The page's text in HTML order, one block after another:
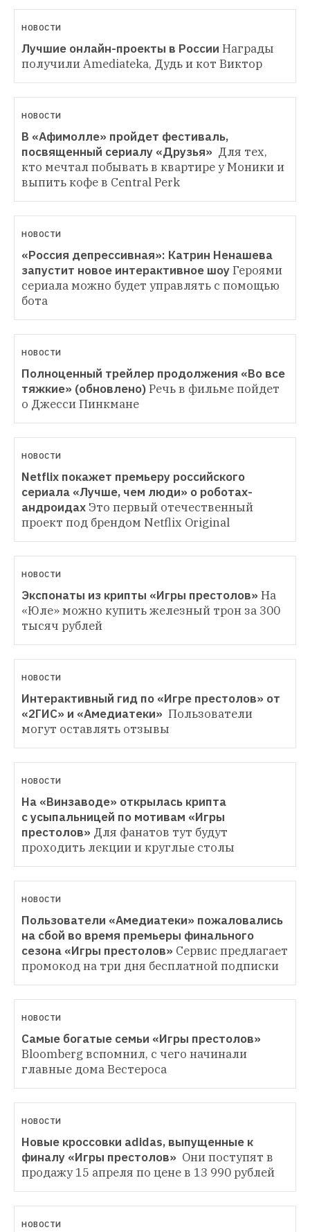
НОВОСТИ
Лучшие онлайн-проекты в России Награды
получили Amediateka, Дудь и кот Виктор
НОВОСТИ
В «Афимолле» пройдет фестиваль,
посвященный сериалу «Друзья» Для тех,
кто мечтал побывать в квартире у Моники и
выпить кофе в Central Perk
НОВОСТИ
«Россия депрессивная»: Катрин Ненашева
запустит новое интерактивное шоуГероями
сериала можно будет управлять с помощью
бота
НОВОСТИ
Полноценный трейлер продолжения «Во все
тяжкие» (обновлено)Речь в фильме пойдет
о Джесси Пинкмане
НОВОСТИ
Netflix покажет премьеру российского
сериала «Лучше, чем люди» о роботах-
андроидах Это первый отечественный
проект под брендом Netflix Original
НОВОСТИ
Экспонаты из крипты «Игры престолов» На
«Юле» можно купить железный трон за 300
тысяч рублей
НОВОСТИ
Интерактивный гид по «Игре престолов» от
«2ГИС» и «Амедиатеки» Пользователи
могут оставлять отзывы
НОВОСТИ
На «Винзаводе» открылась крипта
с усыпальницей по мотивам «Игры
престолов» Для фанатов тут будут
проходить лекции и круглые столы
НОВОСТИ
Пользователи «Амедиатеки» пожаловались
на сбой во время премьеры финального
сезона «Игры престолов» Сервис предлагает
промокод на три дня бесплатной подписки
НОВОСТИ
Самые богатые семьи «Игры престолов»
Bloomberg вспомнил, с чего начинали
главные дома Вестероса
НОВОСТИ
Новые кроссовки adidas, выпущенные к
финалу «Игры престолов» Они поступят в
продажу 15 апреля по цене в 13 990 рублей
НОВОСТИ